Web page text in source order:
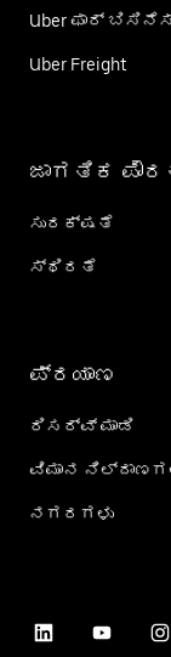
Uber ಫಾರ್
Uber Freight
ಜಾಗತಿಕ
ಸುರಕ್ಷತೆ
ಸ್ಥಿರತೆ
ಪ್ರಯಾಣ
ರಿಸರ್ವ್ ಮಾಡಿ
ವಿಮಾನ
ನಗರಗಳು